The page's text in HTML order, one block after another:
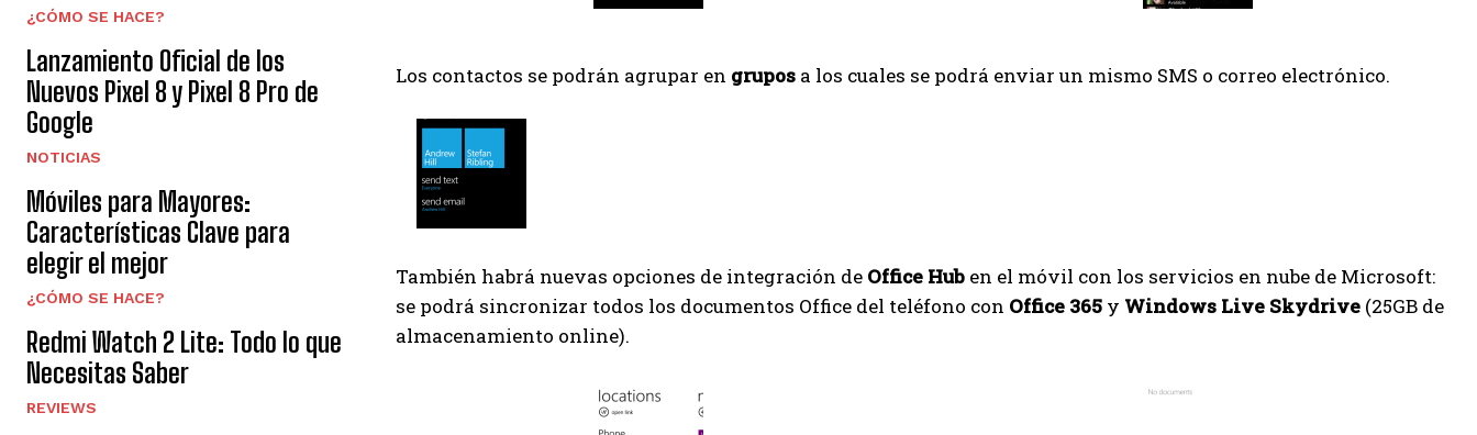
¿CÓMO SE HACE?
Lanzamiento Oficial de los
Nuevos Pixel 8 y Pixel 8 Pro de
Google
NOTICIAS
Móviles para Mayores:
Características Clave para
elegir el mejor
¿CÓMO SE HACE?
Redmi Watch 2 Lite: Todo lo que
Necesitas Saber
REVIEWS
Los contactos se podrán agrupar en grupos a los cuales se podrá enviar un mismo SMS o correo electrónico.
También habrá nuevas opciones de integración de Office Hub en el móvil con los servicios en nube de Microsoft:
se podrá sincronizar todos los documentos Office del teléfono con Office 365 y Windows Live Skydrive (25GB de
almacenamiento online).